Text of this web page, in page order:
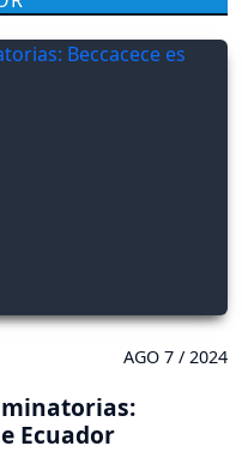
AGO 7 / 2024
Ecuador